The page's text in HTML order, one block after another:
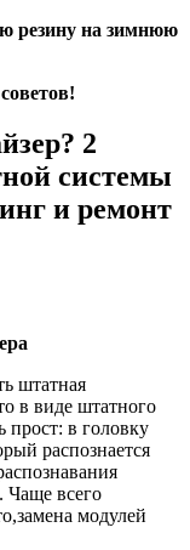
резину на зимнюю
2
системы
и ремонт
штатная
в виде штатного
в головку
распознается
Чаще всего
модулей